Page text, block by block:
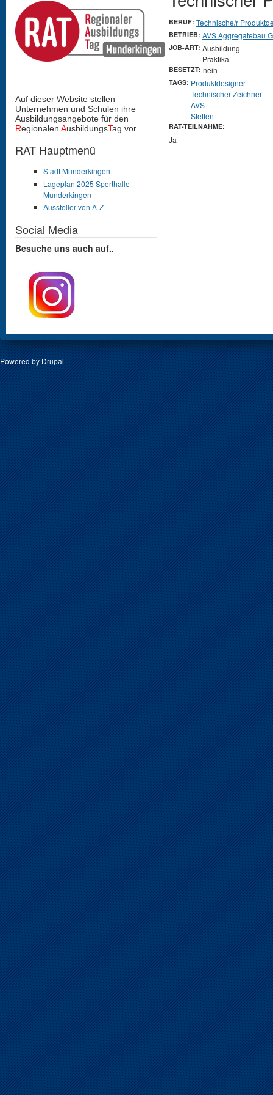
BERUF: Technische/r
BETRIEB: AVS Aggregatebau
JOB-ART: Ausbildung
Praktika
BESETZT: nein
TAGS: Produktdesigner
Technischer Zeichner
AVS
Stetten
RAT-TEILNAHME:
Ja
Auf dieser Website stellen
Unternehmen und Schulen ihre
Ausbildungsangebote für den
Regionalen AusbildungsTag vor.
RAT Hauptmenü
Stadt Munderkingen
Lageplan 2025 Sporthalle
Munderkingen
Aussteller von A-Z
Social Media
Besuche uns auch auf..
Powered by Drupal